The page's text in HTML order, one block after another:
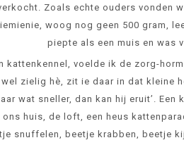
Zoals echte ouders vonden
woog nog geen 500 gram,
piepte als een muis en was
kattenkennel, voelde ik de zorg-
wel zielig hè, zit ie daar in dat kleine
wat sneller, dan kan hij eruit’.
huis, de loft, een heus
snuffelen, beetje krabben, beetje